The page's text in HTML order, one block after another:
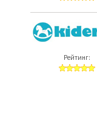
Рейтинг: